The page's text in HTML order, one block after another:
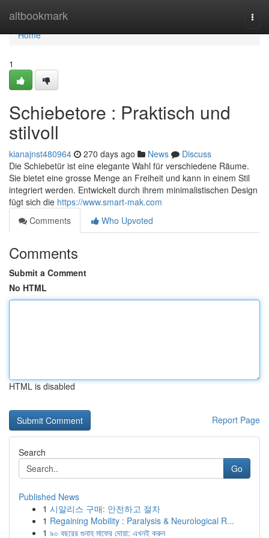
altbookmark
Home
Home
1
Schiebetore : Praktisch und
stilvoll
kianajnst480964 270 days ago News
Discuss
Die Schiebetür ist eine elegante Wahl für verschiedene Räume.
Sie bietet eine grosse Menge an Freiheit und kann in einem Stil
integriert werden. Entwickelt durch ihrem minimalistischen Design
fügt sich die https://www.smart-mak.com
Comments
Who Upvoted
Comments
Submit a Comment
No HTML
HTML is disabled
Report Page
Search
Go
Published News
1 시알리스 구매: 안전하고 절차
1 Regaining Mobility : Paralysis & Neurological R...
1 ৯০ বছরের গুনাহ মাফের দোয়া: এখনই করুন